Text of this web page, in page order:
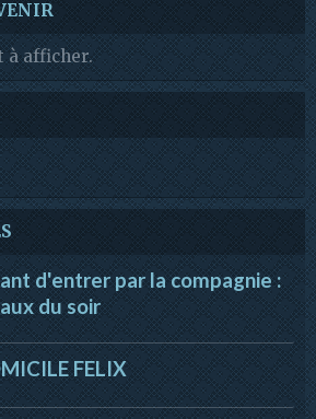
à afficher.
d'entrer par la compagnie :
du soir
FELIX